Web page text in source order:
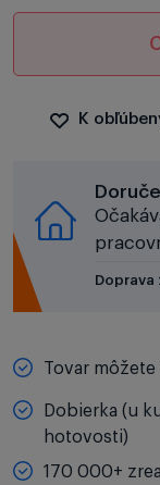
K
Doprava
Tovar
Dobierka (u
hotovosti)
170 000+